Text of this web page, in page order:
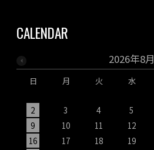
CALENDAR
2026年8月
日 月 火 水
2
3 4 5
9
10 11 12
16
17 18 19